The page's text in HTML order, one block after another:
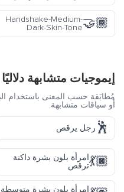
🤝🏾
Handshake-Medium-
Dark-Skin-Tone
إيموجيات متشابهة دلاليًا
مُطابَقة حسب المعنى باستخدام
أو سياقات متشابهة.
🕺 رجل يرقص
💃🏿امرأة بلون بشرة داكنة
ترقص
امرأة بلون بشرة متوسطة